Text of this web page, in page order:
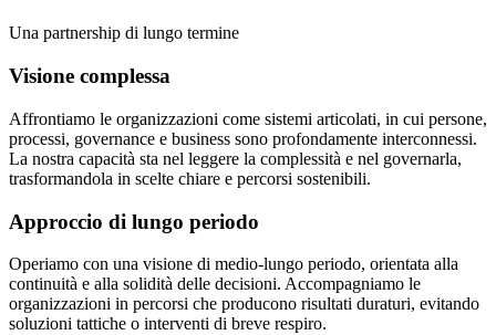
Una partnership di lungo termine
Visione complessa
Affrontiamo le organizzazioni come sistemi articolati, in cui persone,
processi, governance e business sono profondamente interconnessi.
La nostra capacità sta nel leggere la complessità e nel governarla,
trasformandola in scelte chiare e percorsi sostenibili.
Approccio di lungo periodo
Operiamo con una visione di medio-lungo periodo, orientata alla
continuità e alla solidità delle decisioni. Accompagniamo le
organizzazioni in percorsi che producono risultati duraturi, evitando
soluzioni tattiche o interventi di breve respiro.